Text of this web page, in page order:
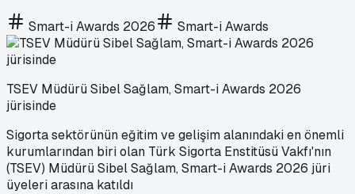
Smart-i Awards 2026 Smart-i Awards
TSEV Müdürü Sibel Sağlam, Smart-i Awards 2026
jürisinde
Sigorta sektörünün eğitim ve gelişim alanındaki en önemli
kurumlarından biri olan Türk Sigorta Enstitüsü Vakfı'nın
(TSEV) Müdürü Sibel Sağlam, Smart-i Awards 2026 jüri
üyeleri arasına katıldı